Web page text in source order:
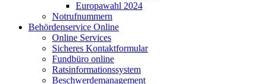
Europawahl 2024
Notrufnummern
Behördenservice Online
Online Services
Sicheres Kontaktformular
Fundbüro online
Ratsinformationssystem
Beschwerdemanagement